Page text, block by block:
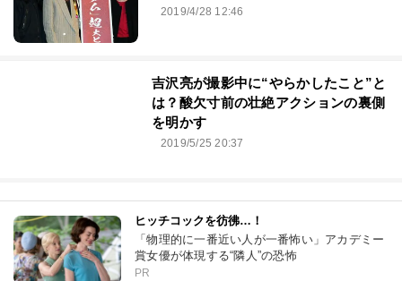
2019/4/28 12:46
吉沢亮が撮影中に“やらかしたこと”と
は？酸欠寸前の壮絶アクションの裏側
を明かす
2019/5/25 20:37
ヒッチコックを彷彿…！
「物理的に一番近い人が一番怖い」アカデミー
賞女優が体現する“隣人”の恐怖
PR